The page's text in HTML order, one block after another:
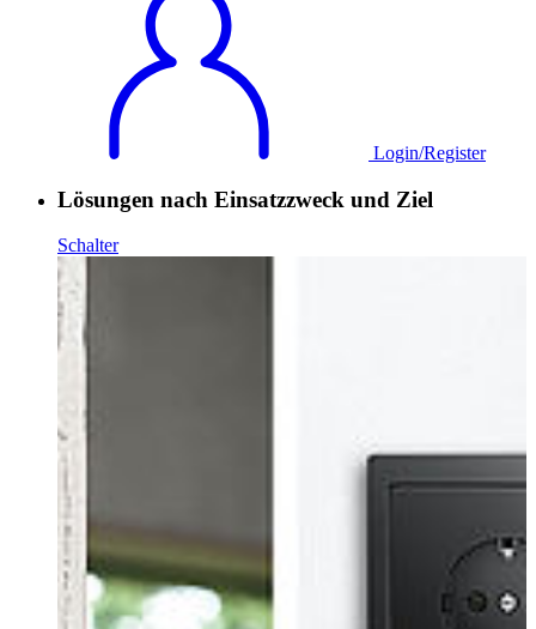
Login/Register
Lösungen nach Einsatzzweck und Ziel
Schalter